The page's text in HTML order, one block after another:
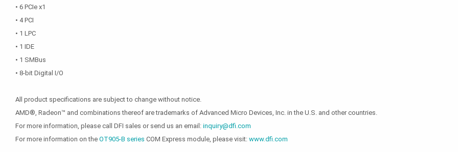
• 6 PCIe x1
• 4 PCI
• 1 LPC
• 1 IDE
• 1 SMBus
• 8-bit Digital I/O
All product specifications are subject to change without notice.
AMD®, Radeon™ and combinations thereof are trademarks of Advanced Micro Devices, Inc. in the U.S. and other countries.
For more information, please call DFI sales or send us an email: inquiry@dfi.com
For more information on the OT905-B series COM Express module, please visit: www.dfi.com